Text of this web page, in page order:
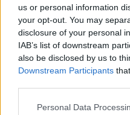
us or personal information
your opt-out. You may
disclosure of your personal
IAB’s list of downstream
also be disclosed by us to
Downstream Participants
Please note that this
Personal Data
Interjú a
leletek
Különkiadás